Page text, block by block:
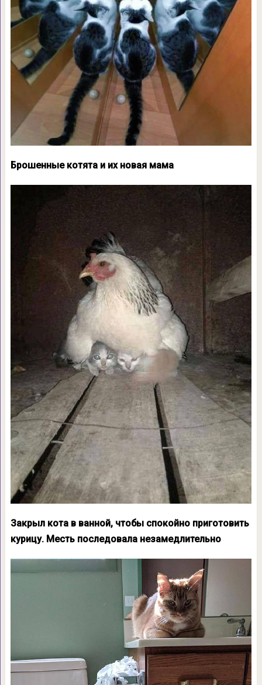
Брошенные котята и их новая мама
Закрыл кота в ванной, чтобы спокойно приготовить
курицу. Месть последовала незамедлительно